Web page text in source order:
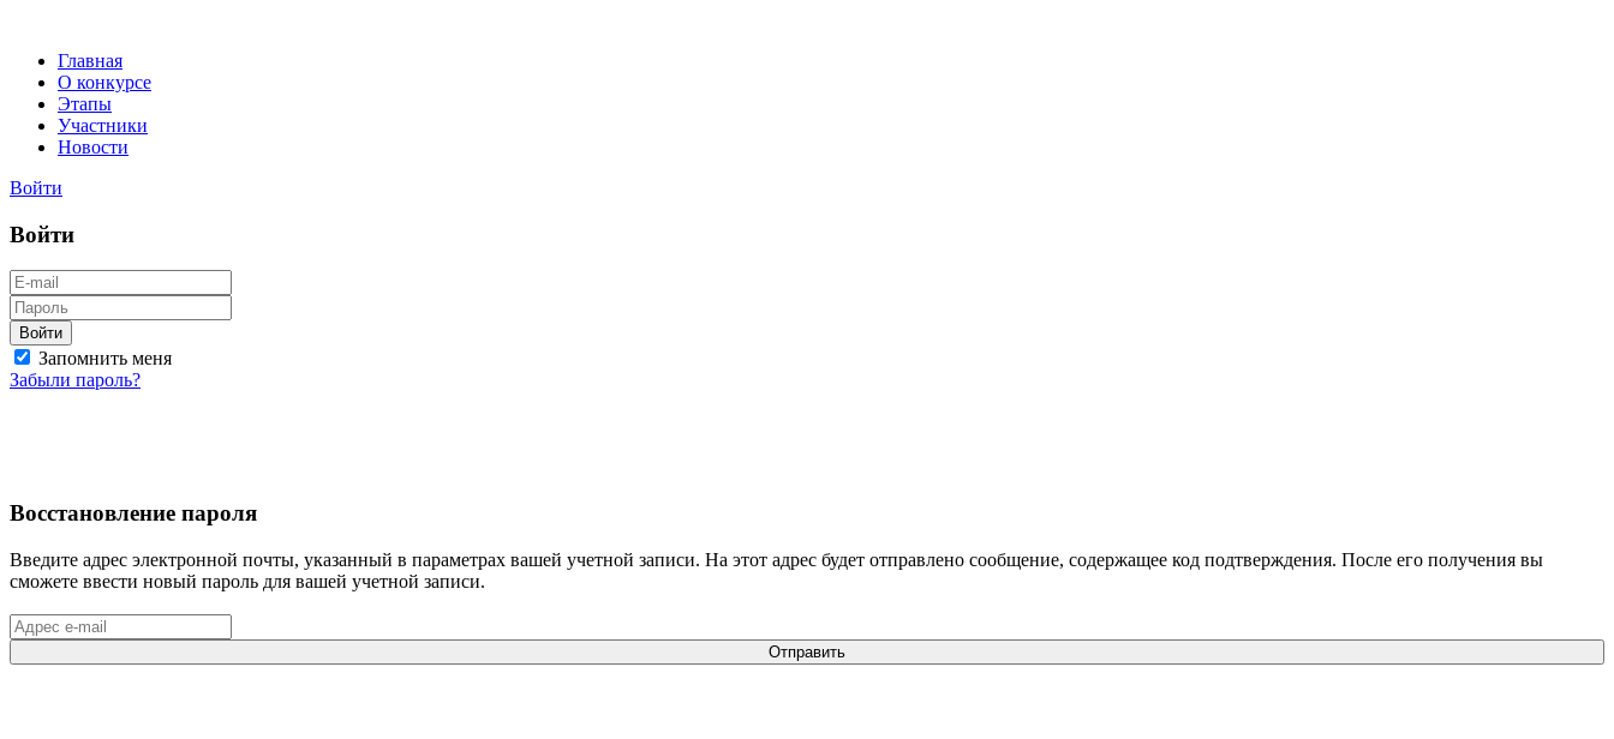
Главная
О конкурсе
Этапы
Участники
Новости
Войти
Войти
Войти
Запомнить меня
Забыли пароль?
Восстановление пароля
Введите адрес электронной почты, указанный в параметрах вашей учетной записи. На этот адрес будет отправлено сообщение, содержащее код подтверждения. После его получения вы
сможете ввести новый пароль для вашей учетной записи.
Отправить